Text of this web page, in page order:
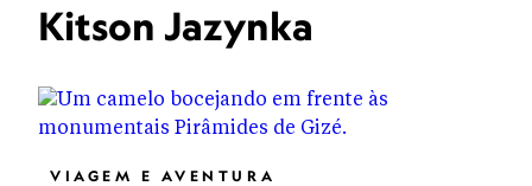
Kitson Jazynka
VIAGEM E AVENTURA